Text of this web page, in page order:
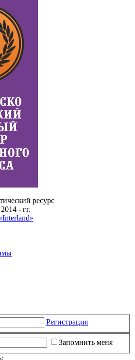
ресурс
- гг.
Регистрация
Запомнить меня